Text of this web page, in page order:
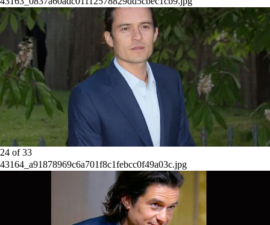
24 of33
43164_a91878969c6a701f8c1febcc0f49a03c.jpg